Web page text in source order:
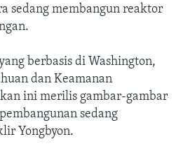
sedang membangun reaktor
berbasis di Washington,
dan Keamanan
ini merilis gambar-gambar
sedang
Yongbyon.